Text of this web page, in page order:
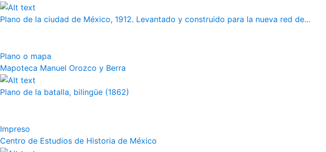
Plano de la ciudad de México, 1912. Levantado y construido para la nueva red de...
Plano o mapa
Mapoteca Manuel Orozco y Berra
Plano de la batalla, bilingüe (1862)
Impreso
Centro de Estudios de Historia de México